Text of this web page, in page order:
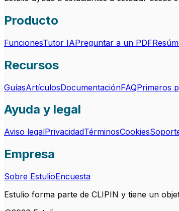
Producto
FuncionesTutor IAPreguntar a un PDF
Recursos
GuíasArtículosDocumentaciónFAQPrimeros
Ayuda y legal
Aviso legalPrivacidadTérminosCookies
Empresa
Sobre EstulioEncuesta
Estulio forma parte de CLIPIN y tiene un